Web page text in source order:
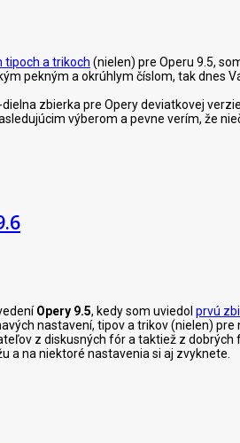
tipoch a trikoch (nielen) pre Operu 9.5,
pekným a okrúhlym číslom, tak dnes
zbierka pre Opery deviatkovej
výberom a pevne verím, že
Opery 9.5, kedy som uviedol prvú
nastavení, tipov a trikov (nielen) pre
z diskusných fór a taktiež z dobrých
a na niektoré nastavenia si aj zvyknete.